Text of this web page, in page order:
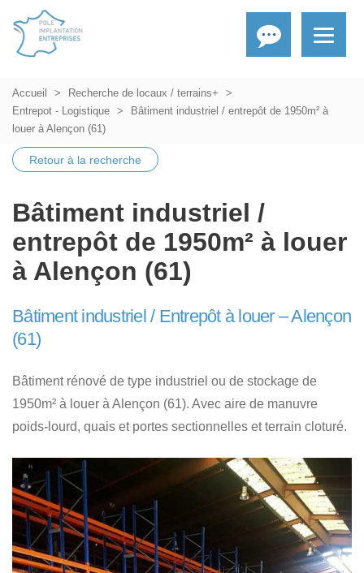
Accueil
Recherche de locaux / terrains+
Entrepot - Logistique
Bâtiment industriel / entrepôt de 1950m² à
louer à Alençon (61)
Retour à la recherche
Bâtiment industriel /
entrepôt de 1950m² à louer
à Alençon (61)
Bâtiment industriel / Entrepôt à louer – Alençon
(61)
Bâtiment rénové de type industriel ou de stockage de
1950m² à louer à Alençon (61). Avec aire de manuvre
poids-lourd, quais et portes sectionnelles et terrain cloturé.